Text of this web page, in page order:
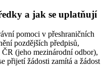
a jak se uplatňují
pomoci v přeshraničních
pozdějších předpisů,
(jeho mezinárodní odbor),
přijetí žádosti zamítá a žádost